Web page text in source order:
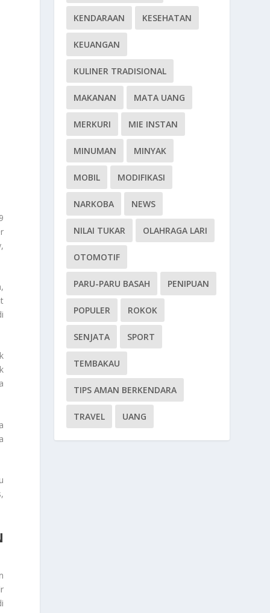
KENDARAAN KESEHATAN
KEUANGAN
KULINER TRADISIONAL
MAKANAN MATA UANG
MERKURI MIE INSTAN
MINUMAN MINYAK
MOBIL MODIFIKASI
NARKOBA NEWS
NILAI TUKAR OLAHRAGA LARI
OTOMOTIF
PARU-PARU BASAH PENIPUAN
POPULER ROKOK
SENJATA SPORT
TEMBAKAU
TIPS AMAN BERKENDARA
TRAVEL UANG